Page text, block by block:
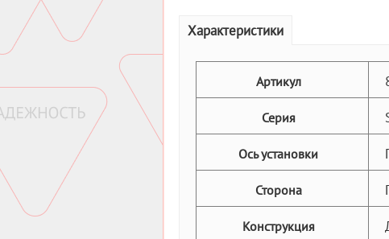
Характеристики
Артикул
Серия
Ось установки
Сторона
Конструкция